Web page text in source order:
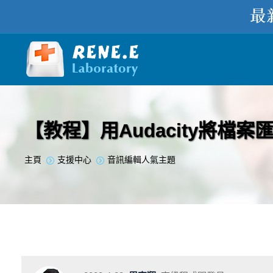
【教程】用Audacity將檔案
您在此处：
主頁 支援中心 音訊編輯人氣主題